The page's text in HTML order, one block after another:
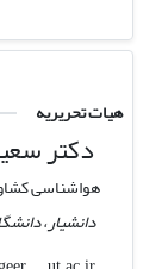
هیات تحریریه
دکتر
هواشناسی
دانشیار،